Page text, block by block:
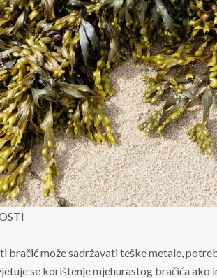
bračić može sadržavati teške metale,
se korištenje mjehurastog bračića ako